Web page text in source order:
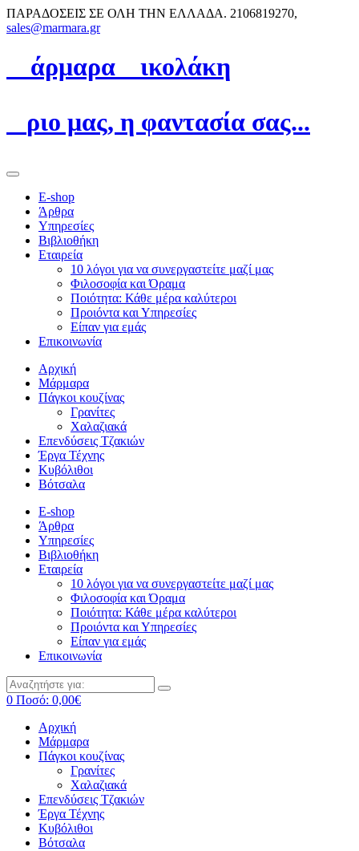
ΠΑΡΑΔΟΣΕΙΣ ΣΕ ΟΛΗ ΤΗΝ ΕΛΛΑΔΑ. 2106819270,
sales@marmara.gr
άρμαρα
ικολάκη
ριο μας, η φαντασία σας...
E-shop
Άρθρα
Υπηρεσίες
Βιβλιοθήκη
Εταιρεία
10 λόγοι για να συνεργαστείτε μαζί μας
Φιλοσοφία και Όραμα
Ποιότητα: Κάθε μέρα καλύτεροι
Προιόντα και Υπηρεσίες
Είπαν για εμάς
Επικοινωνία
Αρχική
Μάρμαρα
Πάγκοι κουζίνας
Γρανίτες
Χαλαζιακά
Επενδύσεις Τζακιών
Έργα Τέχνης
Κυβόλιθοι
Βότσαλα
E-shop
Άρθρα
Υπηρεσίες
Βιβλιοθήκη
Εταιρεία
10 λόγοι για να συνεργαστείτε μαζί μας
Φιλοσοφία και Όραμα
Ποιότητα: Κάθε μέρα καλύτεροι
Προιόντα και Υπηρεσίες
Είπαν για εμάς
Επικοινωνία
0 Ποσό: 0,00€
Αρχική
Μάρμαρα
Πάγκοι κουζίνας
Γρανίτες
Χαλαζιακά
Επενδύσεις Τζακιών
Έργα Τέχνης
Κυβόλιθοι
Βότσαλα